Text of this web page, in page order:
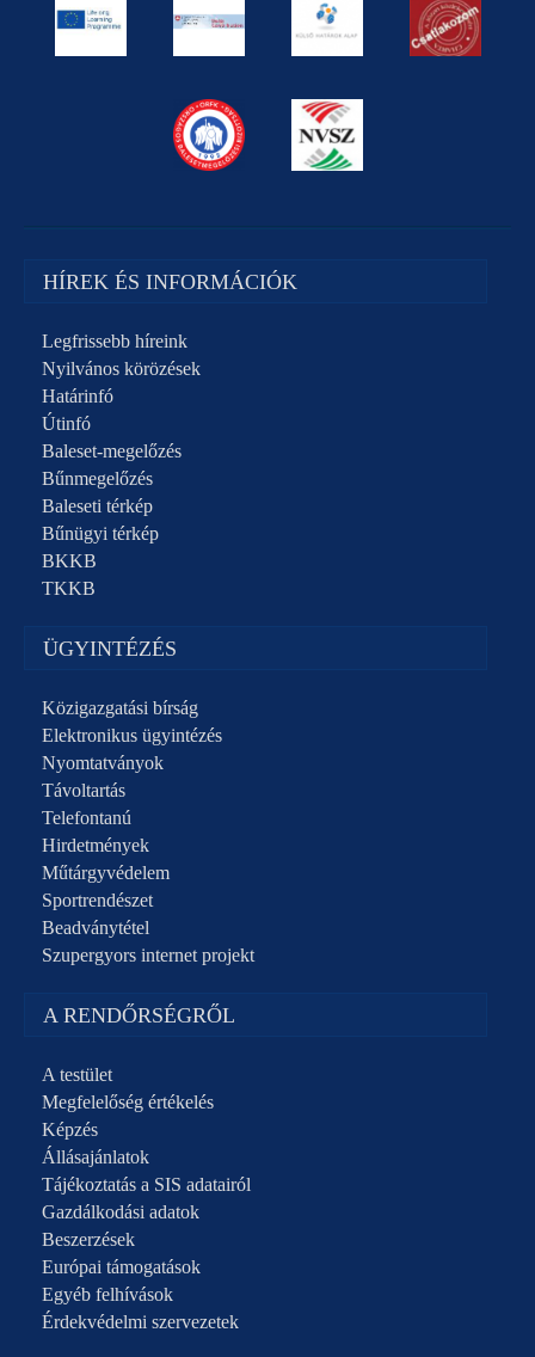
HÍREK ÉS INFORMÁCIÓK
Legfrissebb híreink
Nyilvános körözések
Határinfó
Útinfó
Baleset-megelőzés
Bűnmegelőzés
Baleseti térkép
Bűnügyi térkép
BKKB
TKKB
ÜGYINTÉZÉS
Közigazgatási bírság
Elektronikus ügyintézés
Nyomtatványok
Távoltartás
Telefontanú
Hirdetmények
Műtárgyvédelem
Sportrendészet
Beadványtétel
Szupergyors internet projekt
A RENDŐRSÉGRŐL
A testület
Megfelelőség értékelés
Képzés
Állásajánlatok
Tájékoztatás a SIS adatairól
Gazdálkodási adatok
Beszerzések
Európai támogatások
Egyéb felhívások
Érdekvédelmi szervezetek